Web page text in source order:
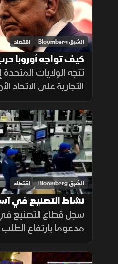
الشرق Bloomberg اقتصاد
كيف تواجه أوروبا
تتجه الولايات
التجارية على الاتحاد
بروكسل بالحوار
الخلافات حول
العلاقات الاقتصادية.
الشرق Bloomberg اقتصاد
نشاط التصنيع في
سجل قطاع التصنيع في
مدعوما بارتفاع
الشركات، في حين
مع استمرار انكماش